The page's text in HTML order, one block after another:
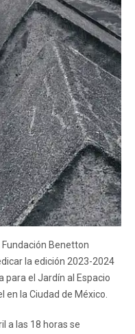
Benetton
la edición 2023-2024
para el Jardín al Espacio
en la Ciudad de México.
a las 18 horas se